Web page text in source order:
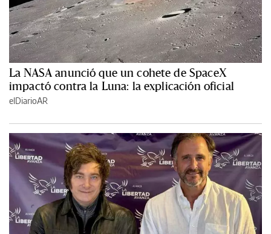
La NASA anunció que un cohete de SpaceX
impactó contra la Luna: la explicación oficial
elDiarioAR